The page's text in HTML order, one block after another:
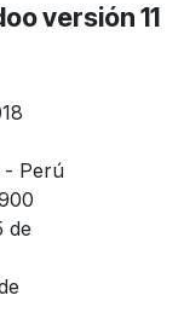
versión 11
- Perú
de